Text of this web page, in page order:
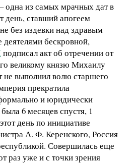
одна из самых мрачных дат в
день, ставший апогеем
без издевки над здравым
бескровной,
подписал акт об отречении от
великому князю Михаилу
не выполнил волю старшего
прекратила
и юридически
6 месяцев спустя, 1
день по инициативе
А. Ф. Керенского, Россия
Совершилась еще
раз уже и с точки зрения